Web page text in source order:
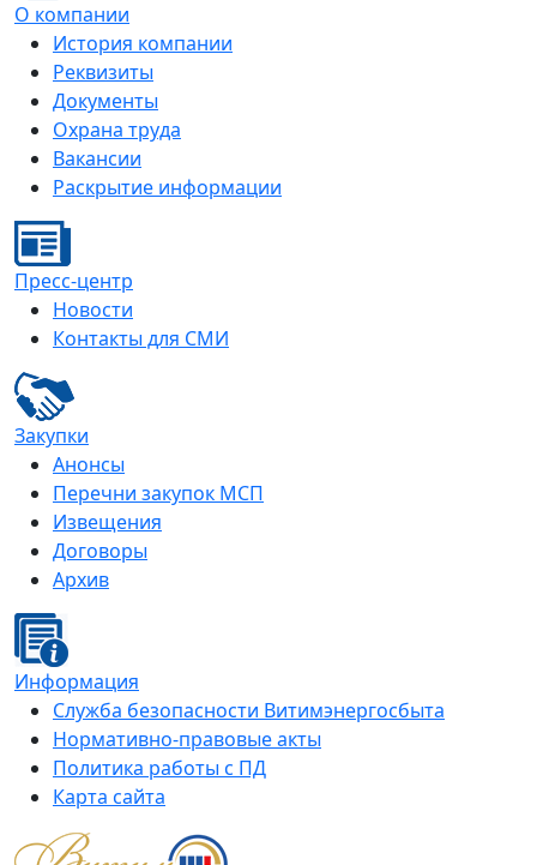
О компании
История компании
Реквизиты
Документы
Охрана труда
Вакансии
Раскрытие информации
Пресс-центр
Новости
Контакты для СМИ
Закупки
Анонсы
Перечни закупок МСП
Извещения
Договоры
Архив
Информация
Служба безопасности Витимэнергосбыта
Нормативно-правовые акты
Политика работы с ПД
Карта сайта